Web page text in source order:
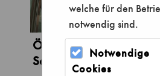
welche für den
notwendig sind.
Notwendige
Cookies
Öffentliche
So. | 11:30 Uhr und